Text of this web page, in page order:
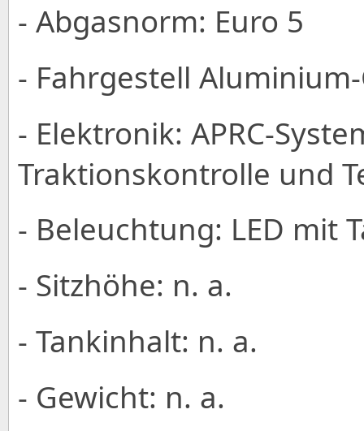
- Abgasnorm: Euro 5
- Fahrgestell
- Elektronik: APRC-
Traktionskontrolle und
- Beleuchtung: LED mit
- Sitzhöhe: n. a.
- Tankinhalt: n. a.
- Gewicht: n. a.